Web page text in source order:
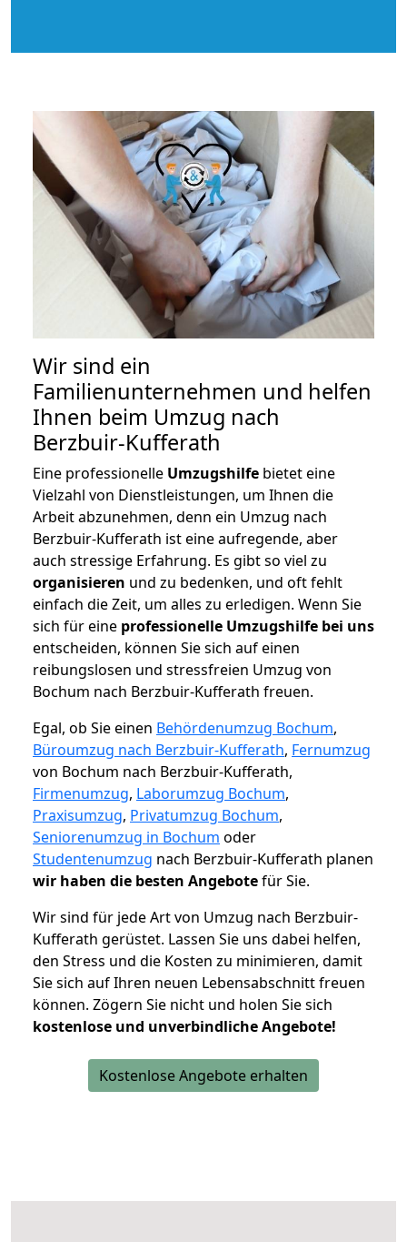
Wir sind ein
Familienunternehmen und helfen
Ihnen beim Umzug nach
Berzbuir-Kufferath
Eine professionelle Umzugshilfe bietet eine
Vielzahl von Dienstleistungen, um Ihnen die
Arbeit abzunehmen, denn ein Umzug nach
Berzbuir-Kufferath ist eine aufregende, aber
auch stressige Erfahrung. Es gibt so viel zu
organisieren und zu bedenken, und oft fehlt
einfach die Zeit, um alles zu erledigen. Wenn Sie
sich für eine professionelle Umzugshilfe bei uns
entscheiden, können Sie sich auf einen
reibungslosen und stressfreien Umzug von
Bochum nach Berzbuir-Kufferath freuen.
Egal, ob Sie einen Behördenumzug Bochum,
Büroumzug nach Berzbuir-Kufferath, Fernumzug
von Bochum nach Berzbuir-Kufferath,
Firmenumzug, Laborumzug Bochum,
Praxisumzug, Privatumzug Bochum,
Seniorenumzug in Bochum oder
Studentenumzug nach Berzbuir-Kufferath planen
wir haben die besten Angebotefür Sie.
Wir sind für jede Art von Umzug nach Berzbuir-
Kufferath gerüstet. Lassen Sie uns dabei helfen,
den Stress und die Kosten zu minimieren, damit
Sie sich auf Ihren neuen Lebensabschnitt freuen
können. Zögern Sie nicht und holen Sie sich
kostenlose und unverbindliche Angebote!
Kostenlose Angebote erhalten